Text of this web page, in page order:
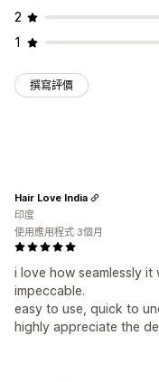
2
1
撰寫評價
i love how seamlessly
impeccable.
easy to use, quick to
highly appreciate the
Hair Love India
印度
使用應用程式 3個月